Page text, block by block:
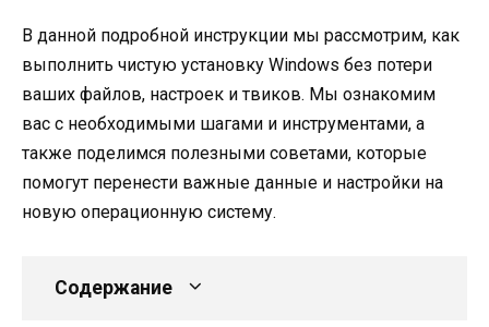
В данной подробной инструкции мы рассмотрим, как
выполнить чистую установку Windows без потери
ваших файлов, настроек и твиков. Мы ознакомим
вас с необходимыми шагами и инструментами, а
также поделимся полезными советами, которые
помогут перенести важные данные и настройки на
новую операционную систему.
Содержание